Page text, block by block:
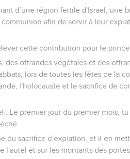
d’une région fertile d'Israël, une
afin de servir à leur
cette contribution pour le prince
des offrandes végétales et des
lors de toutes les fêtes de la
l'holocauste et le sacrifice de
: Le premier jour du premier mois,
du sacrifice d’expiation, et il en
l'autel et sur les montants des